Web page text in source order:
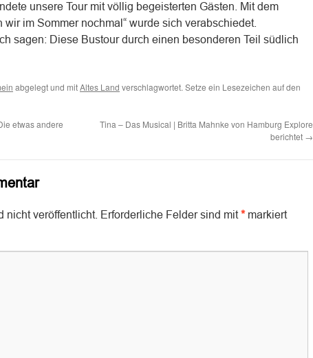
unsere Tour mit völlig begeisterten Gästen. Mit dem
wir im Sommer nochmal“ wurde sich verabschiedet.
sagen: Diese Bustour durch einen besonderen Teil südlich
abgelegt und mitAltes Land verschlagwortet. Setze ein Lesezeichen auf den
etwas andere
Tina – Das Musical | Britta Mahnke von Hamburg Explore
berichtet →
nicht veröffentlicht. Erforderliche Felder sind mit*markiert